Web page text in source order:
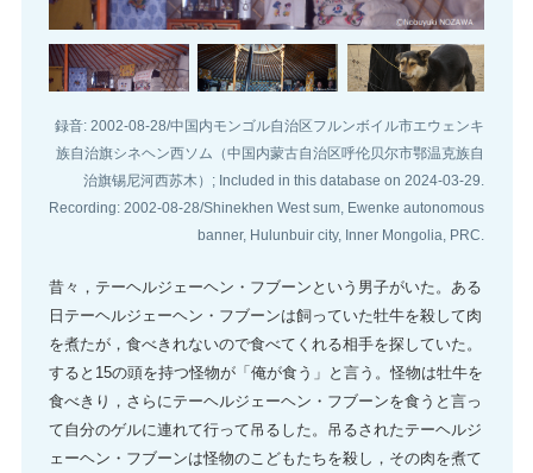
録音: 2002-08-28/中国内モンゴル自治区フルンボイル市エウェンキ
族自治旗シネヘン西ソム（中国内蒙古自治区呼伦贝尔市鄂温克族自
治旗锡尼河西苏木）; Included in this database on 2024-03-29.
Recording: 2002-08-28/Shinekhen West sum, Ewenke autonomous
banner, Hulunbuir city, Inner Mongolia, PRC.
昔々，テーヘルジェーヘン・フブーンという男子がいた。ある
日テーヘルジェーヘン・フブーンは飼っていた牡牛を殺して肉
を煮たが，食べきれないので食べてくれる相手を探していた。
すると15の頭を持つ怪物が「俺が食う」と言う。怪物は牡牛を
食べきり，さらにテーヘルジェーヘン・フブーンを食うと言っ
て自分のゲルに連れて行って吊るした。吊るされたテーヘルジ
ェーヘン・フブーンは怪物のこどもたちを殺し，その肉を煮て